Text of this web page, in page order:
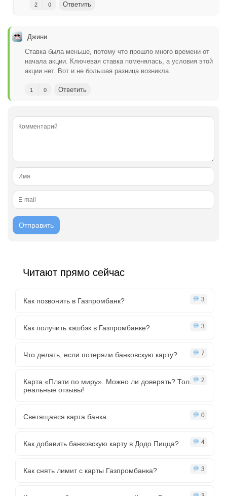
2 0 Ответить
Джини
Ставка была меньше, потому что прошло много времени от
начала акции. Ключевая ставка поменялась, а условия этой
акции нет. Вот и не большая разница возникла.
1 0 Ответить
Читают прямо сейчас
Как позвонить в Газпромбанк? 3
Как получить кэшбэк в Газпромбанке? 3
Что делать, если потеряли банковскую карту? 7
Карта «Плати по миру». Можно ли доверять? Только
реальные отзывы!
2
Светящаяся карта банка 0
Как добавить банковскую карту в Додо Пицца? 4
Как снять лимит с карты Газпромбанка? 3